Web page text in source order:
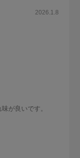
2026.1.8
が良いです。
レスフリーで